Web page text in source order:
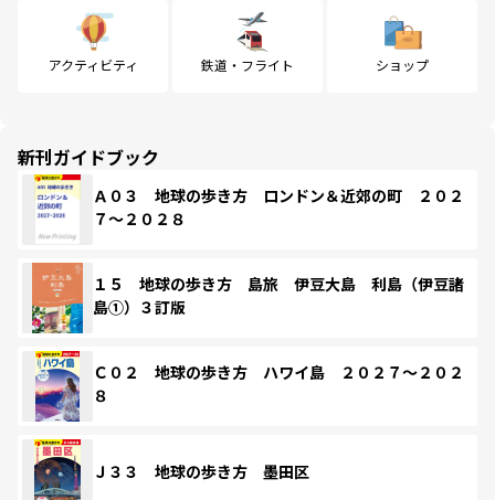
アクティビティ 鉄道・フライト ショップ
新刊ガイドブック
Ａ０３ 地球の歩き方 ロンドン＆近郊の町 ２０２
７～２０２８
１５ 地球の歩き方 島旅 伊豆大島 利島（伊豆諸
島①）３訂版
Ｃ０２ 地球の歩き方 ハワイ島 ２０２７～２０２
８
Ｊ３３ 地球の歩き方 墨田区